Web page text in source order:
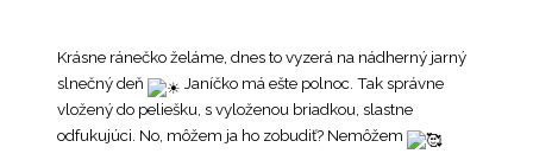
Krásne ránečko želáme, dnes to vyzerá na nádherný jarný
slnečný deň
Janíčko má ešte polnoc. Tak správne
vložený do peliešku, s vyloženou briadkou, slastne
odfukujúci. No, môžem ja ho zobudiť? Nemôžem